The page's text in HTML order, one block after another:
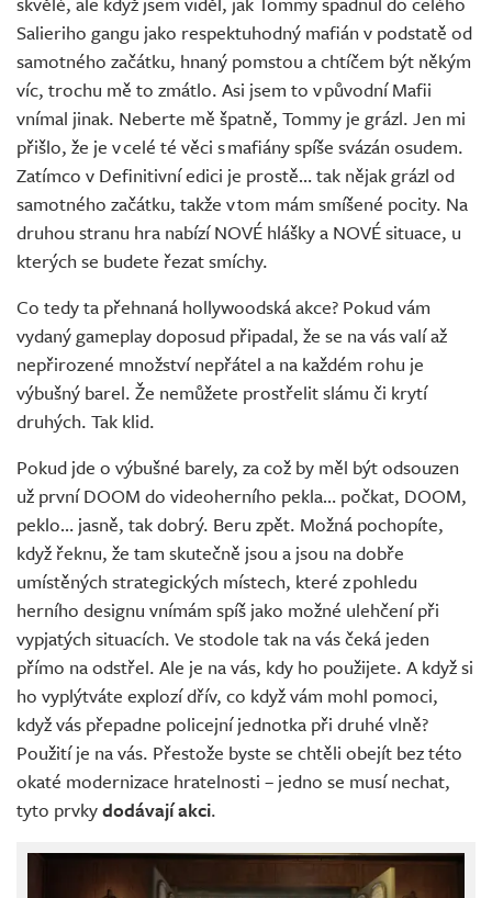
Salieriho gangu jako respektuhodný mafián v podstatě od
samotného začátku, hnaný pomstou a chtíčem být někým
víc, trochu mě to zmátlo. Asi jsem to v původní Mafii
vnímal jinak. Neberte mě špatně, Tommy je grázl. Jen mi
přišlo, že je v celé té věci s mafiány spíše svázán osudem.
Zatímco v Definitivní edici je prostě… tak nějak grázl od
samotného začátku, takže v tom mám smíšené pocity. Na
druhou stranu hra nabízí NOVÉ hlášky a NOVÉ situace, u
kterých se budete řezat smíchy.
Co tedy ta přehnaná hollywoodská akce? Pokud vám
vydaný gameplay doposud připadal, že se na vás valí až
nepřirozené množství nepřátel a na každém rohu je
výbušný barel. Že nemůžete prostřelit slámu či krytí
druhých. Tak klid.
Pokud jde o výbušné barely, za což by měl být odsouzen
už první DOOM do videoherního pekla… počkat, DOOM,
peklo… jasně, tak dobrý. Beru zpět. Možná pochopíte,
když řeknu, že tam skutečně jsou a jsou na dobře
umístěných strategických místech, které z pohledu
herního designu vnímám spíš jako možné ulehčení při
vypjatých situacích. Ve stodole tak na vás čeká jeden
přímo na odstřel. Ale je na vás, kdy ho použijete. A když si
ho vyplýtváte explozí dřív, co když vám mohl pomoci,
když vás přepadne policejní jednotka při druhé vlně?
Použití je na vás. Přestože byste se chtěli obejít bez této
okaté modernizace hratelnosti – jedno se musí nechat,
tyto prvkydodávají akci.